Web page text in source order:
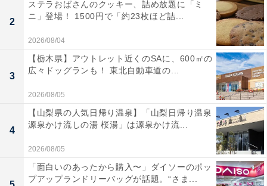
2
ステラおばさんのクッキー、詰め放題に「ミ
ニ」登場！ 1500円で「約23枚ほど詰...
2026/08/04
3
【栃木県】アウトレット近くのSAに、600㎡の
広々ドッグランも！ 東北自動車道の...
2026/08/05
4
【山梨県の人気日帰り温泉】「山梨日帰り温泉
源泉かけ流しの湯 桜湯」は源泉かけ流...
2026/08/05
「面白いのあったから購入〜」ダイソーのポッ
プアップランドリーバッグが話題。“さま...